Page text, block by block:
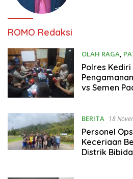
ROMO Redaksi
OLAH RAGA,
2025
Polres
vs Semen
BERITA 18
Personel
Keceriaan
Distrik